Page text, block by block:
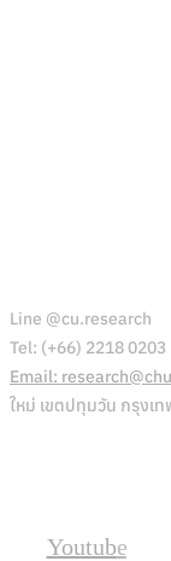
Line @cu.research
Tel: (+66) 2218 0203
Email:
ใหม่ เขตปทุมวัน กรุงเ
Youtube